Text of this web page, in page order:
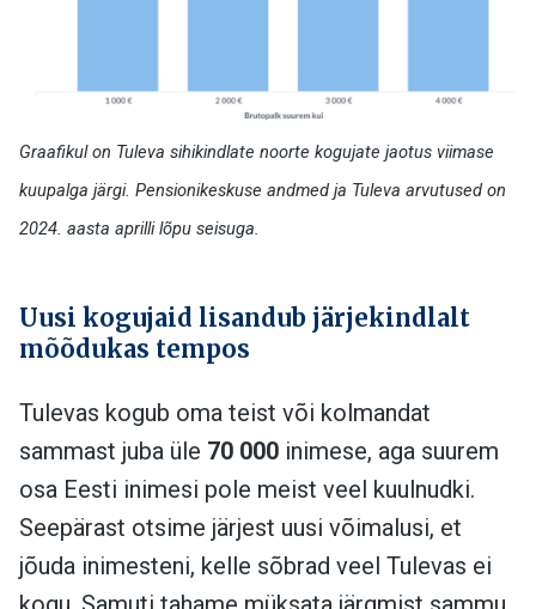
Graafikul on Tuleva sihikindlate noorte kogujate jaotus viimase
kuupalga järgi. Pensionikeskuse andmed ja Tuleva arvutused on
2024. aasta aprilli lõpu seisuga.
Uusi kogujaid lisandub järjekindlalt
mõõdukas tempos
Tulevas kogub oma teist või kolmandat
sammast juba üle 70 000 inimese, aga suurem
osa Eesti inimesi pole meist veel kuulnudki.
Seepärast otsime järjest uusi võimalusi, et
jõuda inimesteni, kelle sõbrad veel Tulevas ei